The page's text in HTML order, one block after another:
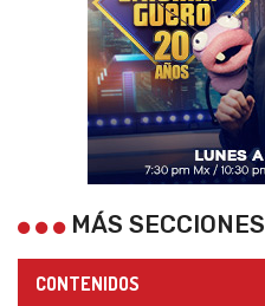
MÁS SECCIONES
CONTENIDOS